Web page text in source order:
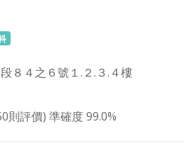
８４之６號１.２.３.４樓
則評價) 準確度 99.0%